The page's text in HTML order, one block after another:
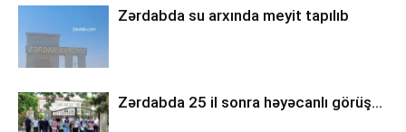
Zərdabda su arxında meyit tapılıb
Zərdabda 25 il sonra həyəcanlı görüş…